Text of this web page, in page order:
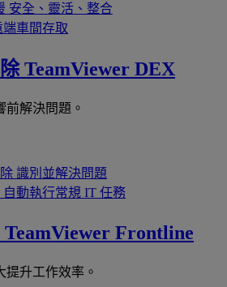
安全、靈活、整合
端車間存取
TeamViewer DEX
前解決問題。
識別並解決問題
自動執行常規 IT 任務
TeamViewer Frontline
提升工作效率。